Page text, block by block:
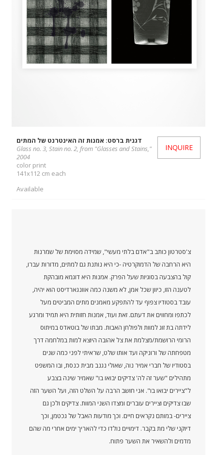
דגנית ברסט: אמנות זה האינטרנט של המתים
Glass no. 3, Stain no. 2, from "Glasses and Stains,"
2004
color print
141x112 cm each
Available
INQUIRE
צ'סטרטון כותב ב"אדם בלתי מעשי", שמידה מסוימת של שמרנות
היא הרחבה של הדמוקרטיה -כי היא נותנת גם למתים, מדורות עברו,
קול בהצבעה בסוגיות שעל הפרק. אמנות היא דוגמא מובהקת
לטענה הזו, כיוון שכל אמן, לא משנה כמה אוונגארדיסט הוא יהיה,
עובד בסטודיו צפוף עד להתפקע מאמנים מתים המביטים מעל
לכתפו ומחווים את דעתם. זאת ועוד, אמנות חזותית היא תמיד ומרגע
לידתה בת זוג למוות ולפולחן האבות. מבתו של בוטאדס במיתוס
הרומי הרושמת/מצלמת את צל אהובה היוצא למות במלחמה דרך
מטפחתה של ורוניקה ועד אותו שלט, שראיתי לפני כמה שנים
בסטודיו של חברי אמיר נוה, שאולי נגנב מבית כנסת, ובו המשפט
מתהילים "שער זה לה' צדיקים יבואו בו" שאמיר שינה בצבע
ל"ציירים יבואו בו". אני חושב הרבה על השלט הזה, ועל השער הזה
שבו צדיקים וציירים עוברים ומצדו השני המוות. צדיקים ולכן גם
ציירים- במותם נקראים חיים. וכך מודעות האבל של גכטמן, וכך
דיוקני שלי מת בקבר. דימויים נולדו כדי להאריך ימים אחרי מה שהם
מדמים ולהשאיר את השער פתוח.